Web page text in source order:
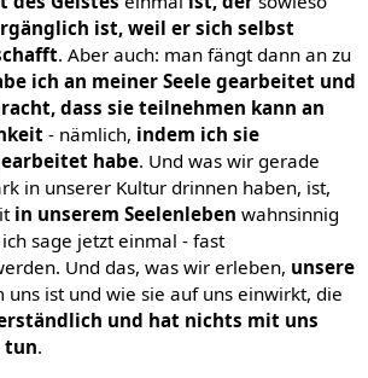
ist, weil er sich selbst
. Aber auch: man fängt dann an zu
ich an meiner Seele gearbeitet und
dass sie teilnehmen kann an
- nämlich, indem ich sie
habe. Und was wir gerade
in unserer Kultur drinnen haben, ist,
in unserem Seelenleben wahnsinnig
sage jetzt einmal - fast
Und das, was wir erleben, unsere
uns ist und wie sie auf uns einwirkt, die
und hat nichts mit uns
tun.